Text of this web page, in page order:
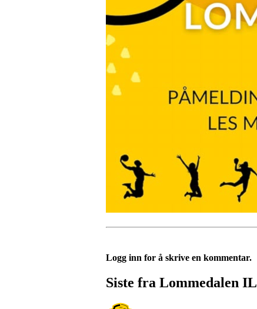
Logg inn for å skrive en kommentar.
Siste fra Lommedalen IL